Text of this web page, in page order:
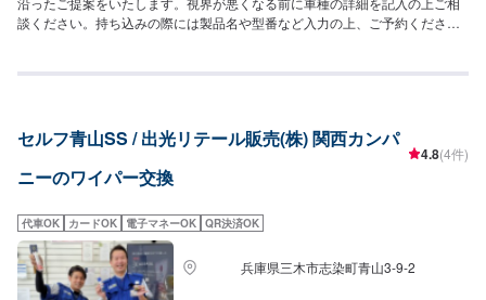
談ください。持ち込みの際には製品名や型番など入力の上、ご予約くださ
セルフ青山SS / 出光リテール販売(株) 関西カンパ
ニーのワイパー交換
4.8(4件)
代車OK カードOK 電子マネーOK QR決済OK
兵庫県三木市志染町青山3-9-2